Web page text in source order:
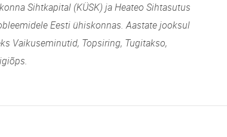
Sihtkapital (KÜSK) ja Heateo Sihtasutus
Eesti ühiskonnas. Aastate jooksul
Vaikuseminutid, Topsiring, Tugitakso,